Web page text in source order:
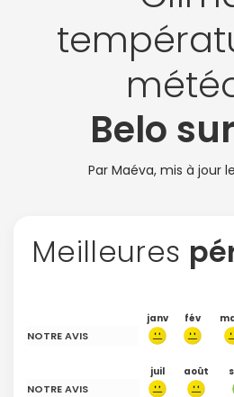
Belo
Par Maéva, mis à jour le
Meilleures
janv fév
NOTRE AVIS
juil août
NOTRE AVIS